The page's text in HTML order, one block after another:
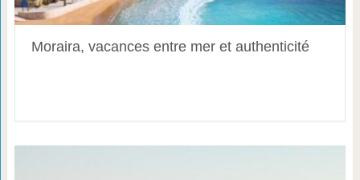
Moraira, vacances entre mer et authenticité